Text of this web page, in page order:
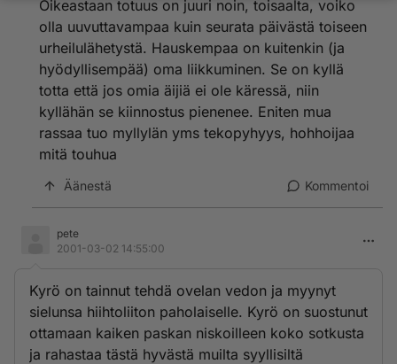
kansainvälisellä tasolla meidän omahyväisten
paskiaisten puhdasta huippu-urheilua niin se on silloin
jännäämistä sijoista 140 ja eteenpäin.
Oikeastaan totuus on juuri noin, toisaalta, voiko
olla uuvuttavampaa kuin seurata päivästä toiseen
urheilulähetystä. Hauskempaa on kuitenkin (ja
hyödyllisempää) oma liikkuminen. Se on kyllä
totta että jos omia äijiä ei ole käressä, niin
kyllähän se kiinnostus pienenee. Eniten mua
rassaa tuo myllylän yms tekopyhyys, hohhoijaa
mitä touhua
Äänestä Kommentoi
pete
2001-03-02 14:55:00
Kyrö on tainnut tehdä ovelan vedon ja myynyt
sielunsa hiihtoliiton paholaiselle. Kyrö on suostunut
ottamaan kaiken paskan niskoilleen koko sotkusta
ja rahastaa tästä hyvästä muilta syyllisiltä